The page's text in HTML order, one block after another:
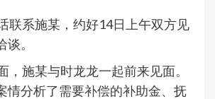
联系施某，约好14日上午双方见
。
，施某与时龙龙一起前来见面。
情分析了需要补偿的补助金、抚